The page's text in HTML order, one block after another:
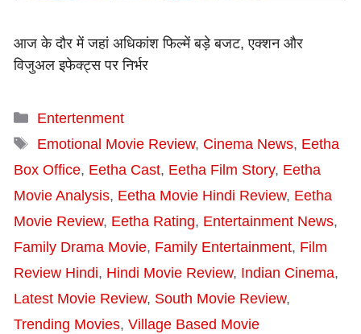
आज के दौर में जहां अधिकांश फिल्में बड़े बजट, एक्शन और
विजुअल इफेक्ट्स पर निर्भर
Categories
Entertenment
Tags
Emotional Movie Review, Cinema News, Eetha
Box Office, Eetha Cast, Eetha Film Story, Eetha
Movie Analysis, Eetha Movie Hindi Review, Eetha
Movie Review, Eetha Rating, Entertainment News,
Family Drama Movie, Family Entertainment, Film
Review Hindi, Hindi Movie Review, Indian Cinema,
Latest Movie Review, South Movie Review,
Trending Movies, Village Based Movie